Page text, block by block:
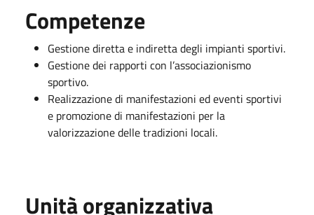
Competenze
Gestione diretta e indiretta degli impianti sportivi.
Gestione dei rapporti con l’associazionismo
sportivo.
Realizzazione di manifestazioni ed eventi sportivi
e promozione di manifestazioni per la
valorizzazione delle tradizioni locali.
Unità organizzativa